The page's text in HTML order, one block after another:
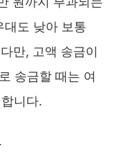
대도 낮아 보통
만, 고액 송금이
송금할 때는 여
니다.